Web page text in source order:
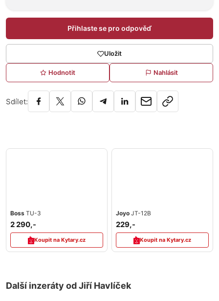
Přihlaste se pro odpověď
Uložit
Hodnotit Nahlásit
Sdílet:
Boss TU-3
2 290,-
Koupit na Kytary.cz
Joyo JT-12B
229,-
Koupit na Kytary.cz
Další inzeráty od Jiří Havlíček